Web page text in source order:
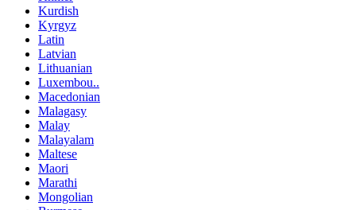
Kurdish
Kyrgyz
Latin
Latvian
Lithuanian
Luxembou..
Macedonian
Malagasy
Malay
Malayalam
Maltese
Maori
Marathi
Mongolian